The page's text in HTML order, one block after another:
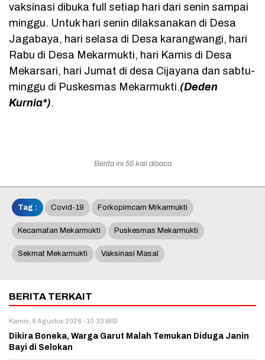
vaksinasi dibuka full setiap hari dari senin sampai
minggu. Untuk hari senin dilaksanakan di Desa
Jagabaya, hari selasa di Desa karangwangi, hari
Rabu di Desa Mekarmukti, hari Kamis di Desa
Mekarsari, hari Jumat di desa Cijayana dan sabtu-
minggu di Puskesmas Mekarmukti.(Deden
Kurnia*).
Berita ini 55 kali dibaca
Tag : Covid-19 Forkopimcam Mrkarmukti
Kecamatan Mekarmukti Puskesmas Mekarmukti
Sekmat Mekarmukti Vaksinasi Masal
BERITA TERKAIT
Kamis, 6 Agustus 2026 - 10:33 WIB
Dikira Boneka, Warga Garut Malah Temukan Diduga Janin
Bayi di Selokan